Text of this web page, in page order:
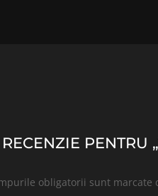
obligatorii sunt marcate